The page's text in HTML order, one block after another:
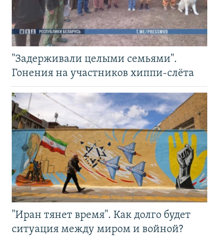
"Задерживали целыми семьями".
Гонения на участников хиппи-слёта
"Иран тянет время". Как долго будет
ситуация между миром и войной?